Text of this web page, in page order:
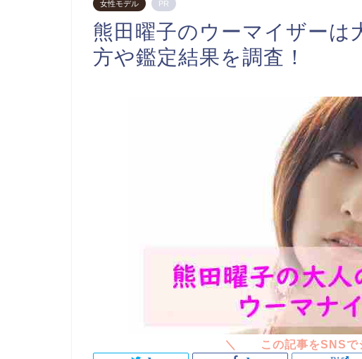
女性モデル PR
熊田曜子のウーマイザーは
方や鑑定結果を調査！